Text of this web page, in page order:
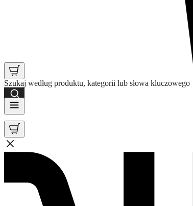
Szukaj według produktu, kategorii lub słowa kluczowego